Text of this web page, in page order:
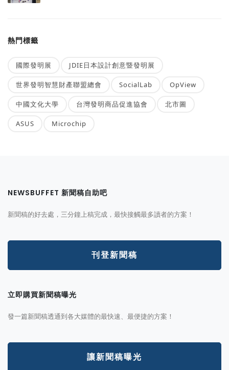
熱門標籤
國際發明展 JDIE日本設計創意暨發明展
世界發明智慧財產聯盟總會 SocialLab OpView
中國文化大學 台灣發明商品促進協會 北市圖
ASUS Microchip
NEWSBUFFET 新聞稿自助吧
新聞稿的好去處，三分鐘上稿完成，最快接觸最多讀者的方案！
刊登新聞稿
立即購買新聞稿曝光
發一篇新聞稿透通到各大媒體的最快速、最便捷的方案！
讓新聞稿曝光